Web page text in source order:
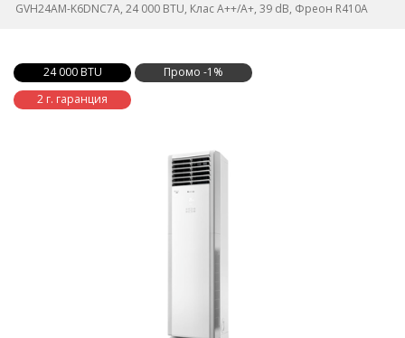
GVH24AM-K6DNC7A, 24 000 BTU, Клас А++/А+, 39 dB, Фреон R410A
24 000 BTU
Промо -1%
2 г. гаранция